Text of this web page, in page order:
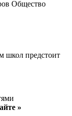
Общество
школ предстоит
»